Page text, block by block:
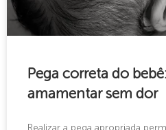
Pega correta do
amamentar sem dor
Realizar a pega apropriada